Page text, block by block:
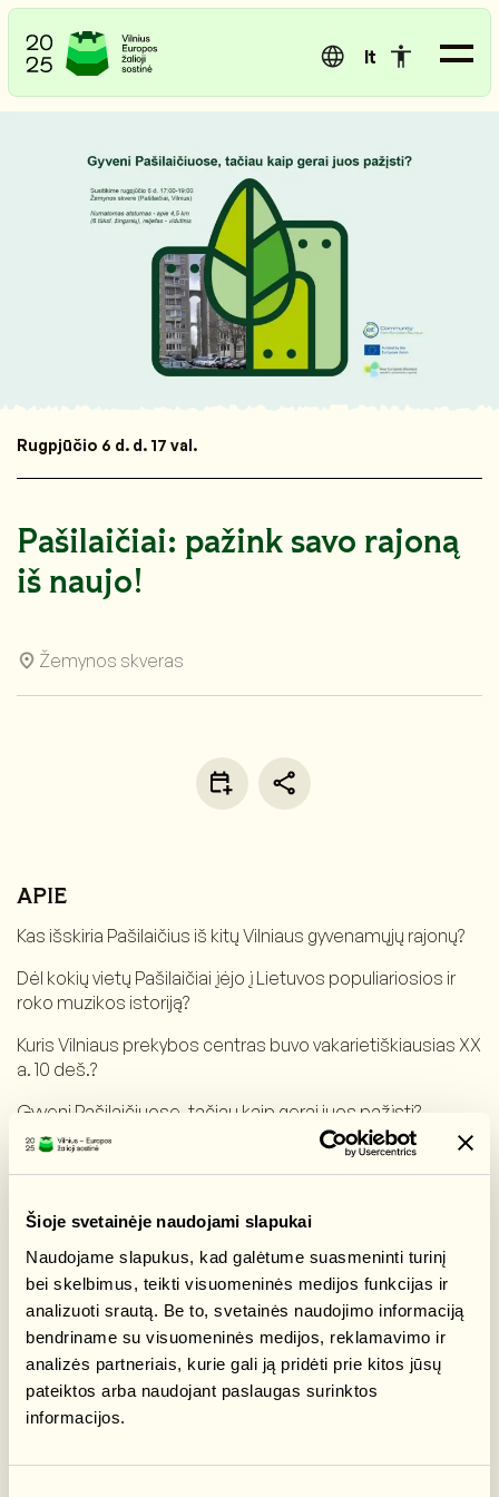
Šioje svetainėje naudojami slapukai
Naudojame slapukus, kad galėtume suasmeninti turinį
bei skelbimus, teikti visuomeninės medijos funkcijas ir
analizuoti srautą. Be to, svetainės naudojimo informaciją
bendriname su visuomeninės medijos, reklamavimo ir
analizės partneriais, kurie gali ją pridėti prie kitos jūsų
pateiktos arba naudojant paslaugas surinktos
informacijos.
lt
Rugpjūčio 6 d. d. 17 val.
Pašilaičiai: pažink savo rajoną
iš naujo!
Žemynos skveras
APIE
Kas išskiria Pašilaičius iš kitų Vilniaus gyvenamųjų rajonų?
Dėl kokių vietų Pašilaičiai įėjo į Lietuvos populiariosios ir
roko muzikos istoriją?
Kuris Vilniaus prekybos centras buvo vakarietiškiausias XX
a. 10 deš.?
Gyveni Pašilaičiuose, tačiau kaip gerai juos pažįsti?
Vilniaus Pašilaičių rajonas gali nustebinti tiek
besidominčius architektūra, urbanistika, tiek ir pačius
Kviečiame artimesnei pažinčiai į turą kartu su gidu,
muziejininku Artūru Savko, kuris čia gyvena jau 30 metų ir
Pašilaičius pažino ne tik per savo patirtį, bet ir daug laiko
praleidęs archyvuose tyrinėjant šio rajono istoriją ir
Turo metu ne tik lankysime skirtingus mikrorajonus,
atrasime įdomias vietas, bet ir gilinsimės į Pašilaičių
identitetą – su kuo gyventojams asocijuojasi šis rajonas?